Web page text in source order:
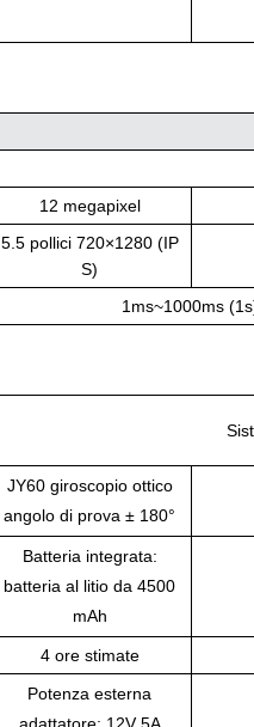
12 megapixel
5.5 pollici 720×1280 (IP
S)
1ms~1000ms
JY60 giroscopio ottico
angolo di prova ± 180°
Batteria integrata:
batteria al litio da 4500
mAh
4 ore stimate
Potenza esterna